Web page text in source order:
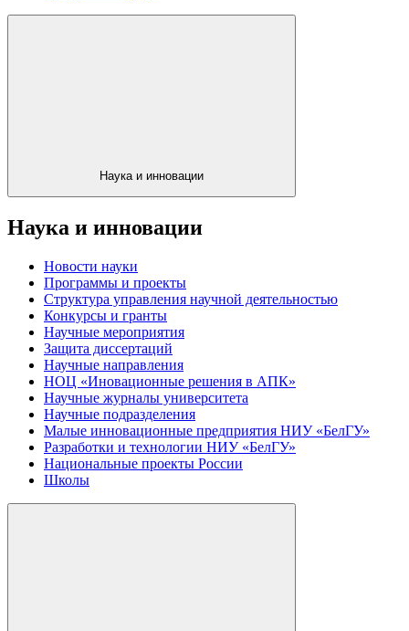
Наука и инновации
Наука и инновации
Новости науки
Программы и проекты
Структура управления научной деятельностью
Конкурсы и гранты
Научные мероприятия
Защита диссертаций
Научные направления
НОЦ «Иновационные решения в АПК»
Научные журналы университета
Научные подразделения
Малые инновационные предприятия НИУ «БелГУ»
Разработки и технологии НИУ «БелГУ»
Национальные проекты России
Школы